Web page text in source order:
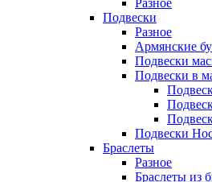
Разное
Подвески
Разное
Армянские
Подвески
Подвески в
Подвески
Браслеты
Разное
Браслеты из